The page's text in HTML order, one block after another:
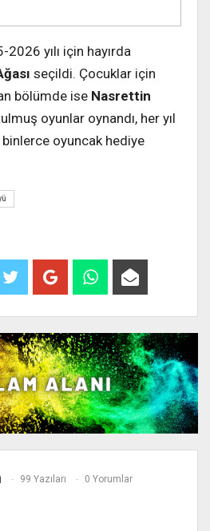
yılı için hayırda
seçildi. Çocuklar için
bölümde ise Nasrettin
oyunlar oynandı, her yıl
oyuncak hediye
99 Yazıları 0 Yorumlar